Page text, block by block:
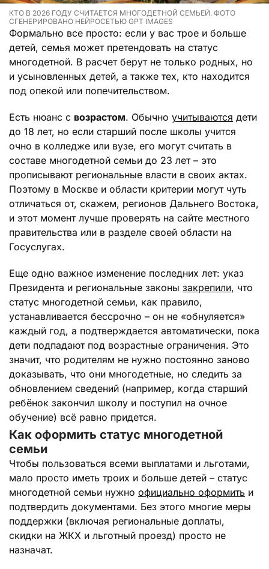
КТО В 2026 ГОДУ СЧИТАЕТСЯ МНОГОДЕТНОЙ СЕМЬЕЙ. ФОТО
СГЕНЕРИРОВАНО НЕЙРОСЕТЬЮ GPT IMAGES
Формально все просто: если у вас трое и больше
детей, семья может претендовать на статус
многодетной. В расчет берут не только родных, но
и усыновленных детей, а также тех, кто находится
под опекой или попечительством.
Есть нюанс с возрастом. Обычно учитываются дети
до 18 лет, но если старший после школы учится
очно в колледже или вузе, его могут считать в
составе многодетной семьи до 23 лет – это
прописывают региональные власти в своих актах.
Поэтому в Москве и области критерии могут чуть
отличаться от, скажем, регионов Дальнего Востока,
и этот момент лучше проверять на сайте местного
правительства или в разделе своей области на
Госуслугах.
Еще одно важное изменение последних лет: указ
Президента и региональные законы закрепили, что
статус многодетной семьи, как правило,
устанавливается бессрочно – он не «обнуляется»
каждый год, а подтверждается автоматически, пока
дети подпадают под возрастные ограничения. Это
значит, что родителям не нужно постоянно заново
доказывать, что они многодетные, но следить за
обновлением сведений (например, когда старший
ребёнок закончил школу и поступил на очное
обучение) всё равно придется.
Как оформить статус многодетной
семьи
Чтобы пользоваться всеми выплатами и льготами,
мало просто иметь троих и больше детей – статус
многодетной семьи нужно официально оформить и
подтвердить документами. Без этого многие меры
поддержки (включая региональные доплаты,
скидки на ЖКХ и льготный проезд) просто не
назначат.